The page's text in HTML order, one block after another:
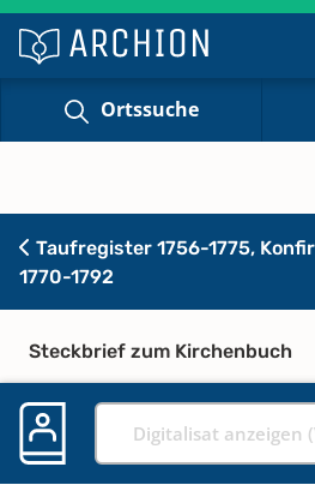
Ortssuche
Taufregister 1756-1775,
1770-1792
Steckbrief zum Kirchenbuch
Digitalisat anzeigen